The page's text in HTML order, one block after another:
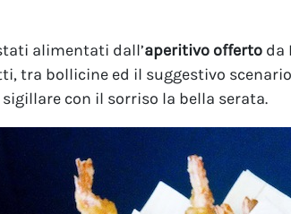
alimentati dall’aperitivo offerto da
tra bollicine ed il suggestivo
con il sorriso la bella serata.